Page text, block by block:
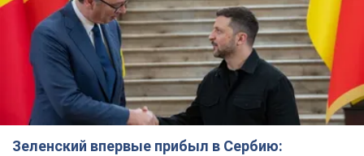
Зеленский впервые прибыл в Сербию: